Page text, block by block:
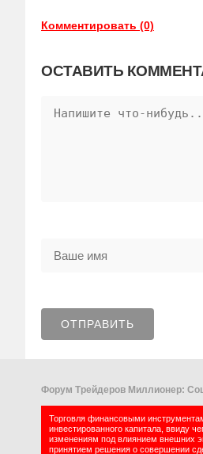
Комментировать (0)
ОСТАВИТЬ
Форум Трейдеров Миллионер:
Торговля финансовыми
инвестированного капитала, ввиду
изменениям под влиянием внешних
принятием решения о совершении